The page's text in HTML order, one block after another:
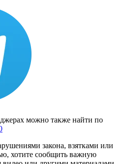
можно также найти по
закона, взятками или
хотите сообщить важную